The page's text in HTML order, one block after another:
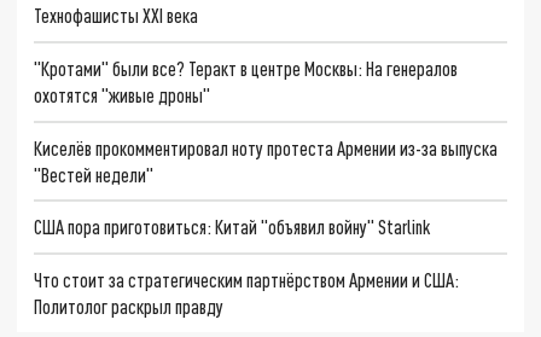
Технофашисты XXI века
"Кротами" были все? Теракт в центре Москвы: На генералов
охотятся "живые дроны"
Киселёв прокомментировал ноту протеста Армении из-за выпуска
"Вестей недели"
США пора приготовиться: Китай "объявил войну" Starlink
Что стоит за стратегическим партнёрством Армении и США:
Политолог раскрыл правду